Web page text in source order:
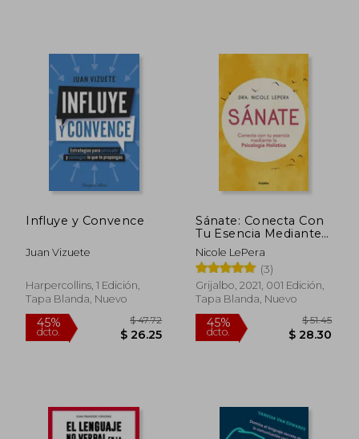
45%
dcto. $ 20.60
45%
dcto.
Influye y Convence
Juan Vizuete
Harpercollins, 1 Edición,
Tapa Blanda, Nuevo
Sánate: Conecta Con
Tu Esencia Mediante
La Psicología
Holística / How to Do
the Work
Nicole LePera
(3)
Grijalbo, 2021, 001 Edición,
Tapa Blanda, Nuevo